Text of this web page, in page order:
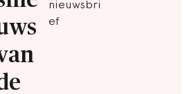
nieuwsbri
ef